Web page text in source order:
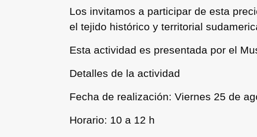
Los invitamos a participar de esta
el tejido histórico y territorial
Esta actividad es presentada por el
Detalles de la actividad
Fecha de realización: Viernes 25 de
Horario: 10 a 12 h